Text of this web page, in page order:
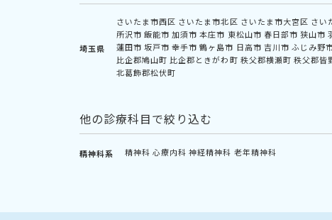
埼玉県
さいたま市西区 さいたま市北区 さいたま市大宮区 さい
所沢市 飯能市 加須市 本庄市 東松山市 春日部市 狭山市
蓮田市 坂戸市 幸手市 鶴ヶ島市 日高市 吉川市 ふじみ野
比企郡鳩山町 比企郡ときがわ町 秩父郡横瀬町 秩父郡皆
北葛飾郡松伏町
他の診療科目で絞り込む
精神科系 精神科 心療内科 神経精神科 老年精神科